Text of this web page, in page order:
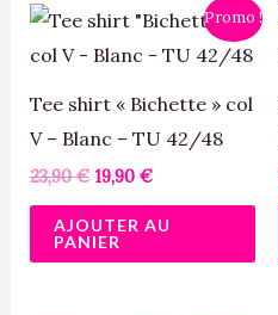
Promo !
Tee shirt « Bichette » col
V – Blanc – TU 42/48
23,90€
Le
prix
initial
23,90 €.
19,90 €
Le
prix
actuel
19,90 €.
AJOUTER AU
PANIER